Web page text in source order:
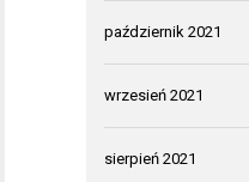
październik 2021
wrzesień 2021
sierpień 2021